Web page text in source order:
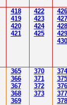
418
419
420
421
422
423
424
425
426
427
428
429
430
365
366
367
368
369
370
371
372
373
374
375
376
377
378